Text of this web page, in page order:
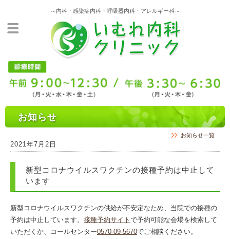
～内科・感染症内科・呼吸器内科・アレルギー科～
お知らせ
お知らせ一覧
2021年7月2日
新型コロナウイルスワクチンの接種予約は中止して
います
新型コロナウイルスワクチンの供給が不安定なため、当院での接種の
予約は中止しています。 接種予約サイト で予約可能な会場を検索して
いただくか、コールセンター0570-09-5670でご相談ください。